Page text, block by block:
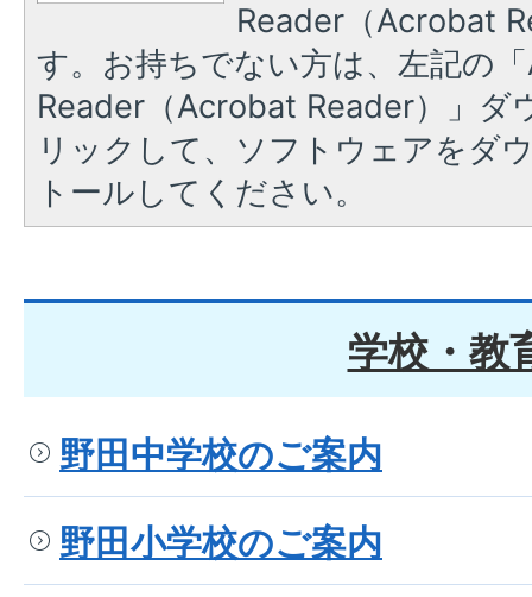
Reader（Acrobat
す。お持ちでない方は、左記の
Reader（Acrobat Reader）」ダ
リックして、ソフトウェアをダ
トールしてください。
学校・教
野田中学校のご案内
野田小学校のご案内